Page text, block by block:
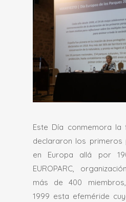
Este Día conmemora
declararon los primeros
en Europa allá por
EUROPARC,
más de 400
1999 esta efeméride